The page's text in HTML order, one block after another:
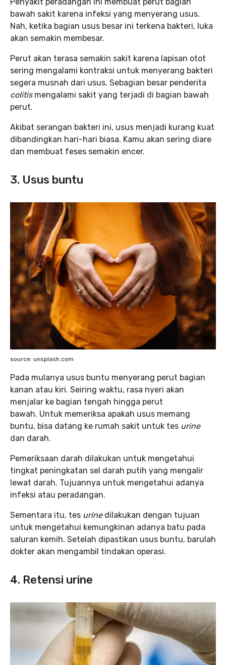
bawah sakit karena infeksi yang menyerang usus.
Nah, ketika bagian usus besar ini terkena bakteri, luka
akan semakin membesar.
Perut akan terasa semakin sakit karena lapisan otot
sering mengalami kontraksi untuk menyerang bakteri
segera musnah dari usus. Sebagian besar penderita
colitis mengalami sakit yang terjadi di bagian bawah
perut.
Akibat serangan bakteri ini, usus menjadi kurang kuat
dibandingkan hari-hari biasa. Kamu akan sering diare
dan membuat feses semakin encer.
3. Usus buntu
source: unsplash.com
Pada mulanya usus buntu menyerang perut bagian
kanan atau kiri. Seiring waktu, rasa nyeri akan
menjalar ke bagian tengah hingga perut
bawah. Untuk memeriksa apakah usus memang
buntu, bisa datang ke rumah sakit untuk tes urine
dan darah.
Pemeriksaan darah dilakukan untuk mengetahui
tingkat peningkatan sel darah putih yang mengalir
lewat darah. Tujuannya untuk mengetahui adanya
infeksi atau peradangan.
Sementara itu, tes urinedilakukan dengan tujuan
untuk mengetahui kemungkinan adanya batu pada
saluran kemih. Setelah dipastikan usus buntu, barulah
dokter akan mengambil tindakan operasi.
4. Retensi urine